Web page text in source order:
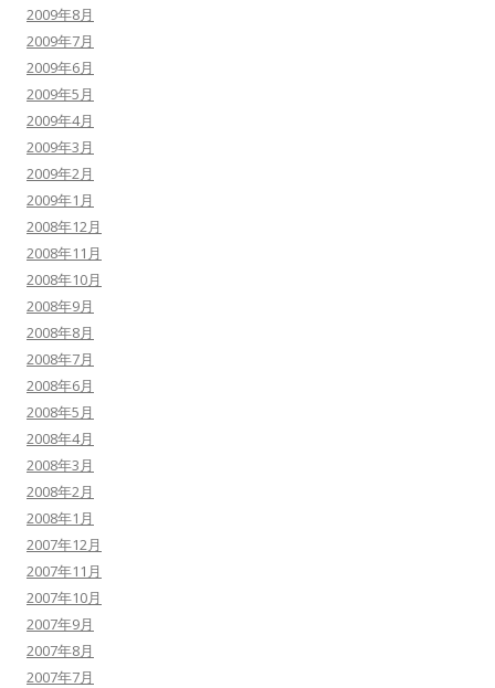
2009年8月
2009年7月
2009年6月
2009年5月
2009年4月
2009年3月
2009年2月
2009年1月
2008年12月
2008年11月
2008年10月
2008年9月
2008年8月
2008年7月
2008年6月
2008年5月
2008年4月
2008年3月
2008年2月
2008年1月
2007年12月
2007年11月
2007年10月
2007年9月
2007年8月
2007年7月